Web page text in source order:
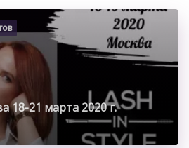
18-21 марта 2020 г.